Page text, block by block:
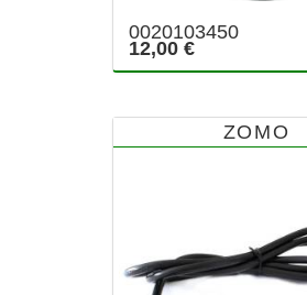
0020103450
12,00 €
ZOMO